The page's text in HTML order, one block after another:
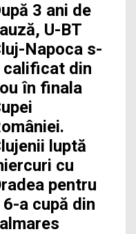
3 ani de
U-BT
Napoca s-
calificat din
în finala
luptă
cu
pentru
6-a cupă din